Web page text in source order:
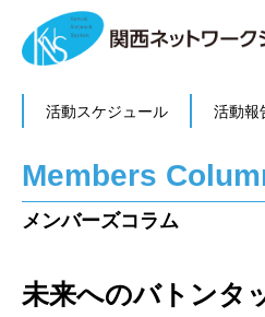
活動スケジュール 活動報
Members
メンバーズコラム
未来へのバトン